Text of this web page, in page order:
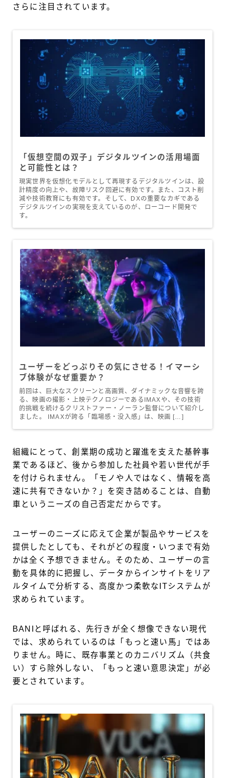
さらに注目されています。
「仮想空間の双子」デジタルツインの活用場面
と可能性とは？
現実世界を仮想化モデルとして再現するデジタルツインは、設
計精度の向上や、故障リスク回避に有効です。また、コスト削
減や技術教育にも有効です。そして、DXの重要なカギである
デジタルツインの実現を支えているのが、ローコード開発で
す。
ユーザーをどっぷりその気にさせる！イマーシ
ブ体験がなぜ重要か？
前回は、巨大なスクリーンと高画質、ダイナミックな音響を誇
る、映画の撮影・上映テクノロジーであるIMAXや、その技術
的挑戦を続けるクリストファー・ノーラン監督について紹介し
ました。 IMAXが誇る「臨場感・没入感」は、映画 […]
組織にとって、創業期の成功と躍進を支えた基幹事
業であるほど、後から参加した社員や若い世代が手
を付けられません。「モノや人ではなく、情報を高
速に共有できないか？」を突き詰めることは、自動
車というニーズの自己否定だからです。
ユーザーのニーズに応えて企業が製品やサービスを
提供したとしても、それがどの程度・いつまで有効
かは全く予想できません。そのため、ユーザーの言
動を具体的に把握し、データからインサイトをリア
ルタイムで分析する、高度かつ柔軟なITシステムが
求められています。
BANIと呼ばれる、先行きが全く想像できない現代
では、求められているのは「もっと速い馬」ではあ
りません。時に、既存事業とのカニバリズム（共食
い）すら除外しない、「もっと速い意思決定」が必
要とされています。